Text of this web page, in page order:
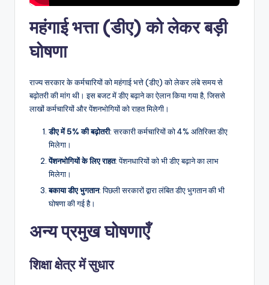
महंगाई भत्ता (डीए) को लेकर बड़ी
घोषणा
राज्य सरकार के कर्मचारियों को महंगाई भत्ते (डीए) को लेकर लंबे समय से
बढ़ोतरी की मांग थी। इस बजट में डीए बढ़ाने का ऐलान किया गया है, जिससे
लाखों कर्मचारियों और पेंशनभोगियों को राहत मिलेगी।
डीए में 5% की बढ़ोतरी: सरकारी कर्मचारियों को 4% अतिरिक्त डीए
मिलेगा।
पेंशनभोगियों के लिए राहत: पेंशनधारियों को भी डीए बढ़ाने का लाभ
मिलेगा।
बकाया डीए भुगतान: पिछली सरकारों द्वारा लंबित डीए भुगतान की भी
घोषणा की गई है।
अन्य प्रमुख घोषणाएँ
शिक्षा क्षेत्र में सुधार